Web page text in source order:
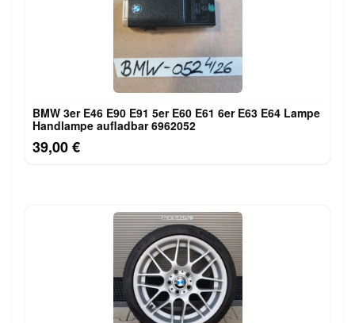
BMW 3er E46 E90 E91 5er E60 E61 6er E63 E64 Lampe
Handlampe aufladbar 6962052
39,00 €